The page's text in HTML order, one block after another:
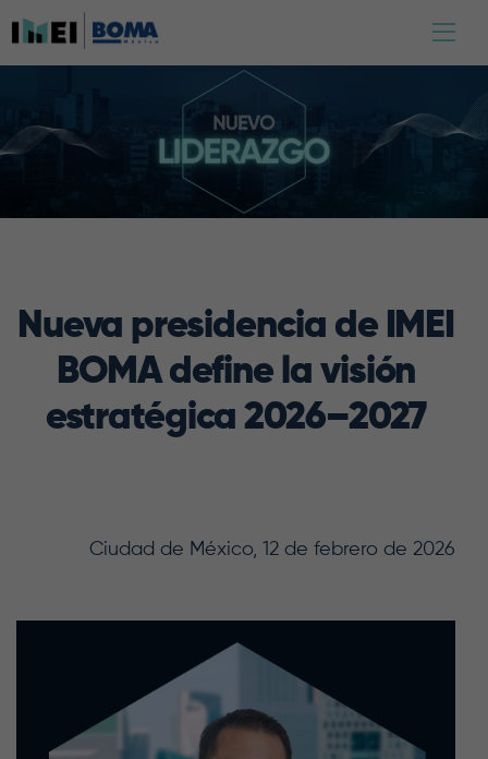
Nueva presidencia de IMEI
BOMA define la visión
estratégica 2026–2027
Ciudad de México, 12 de febrero de 2026